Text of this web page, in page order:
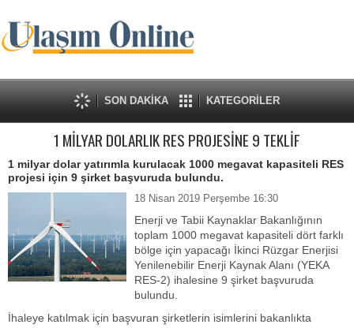
SON DAKİKA KATEGORİLER
1 MİLYAR DOLARLIK RES PROJESİNE 9 TEKLİF
1 milyar dolar yatırımla kurulacak 1000 megavat kapasiteli RES
projesi için 9 şirket başvuruda bulundu.
18 Nisan 2019 Perşembe 16:30
Enerji ve Tabii Kaynaklar Bakanlığının
toplam 1000 megavat kapasiteli dört farklı
bölge için yapacağı İkinci Rüzgar Enerjisi
Yenilenebilir Enerji Kaynak Alanı (YEKA
RES-2) ihalesine 9 şirket başvuruda
bulundu.
İhaleye katılmak için başvuran şirketlerin isimlerini bakanlıkta